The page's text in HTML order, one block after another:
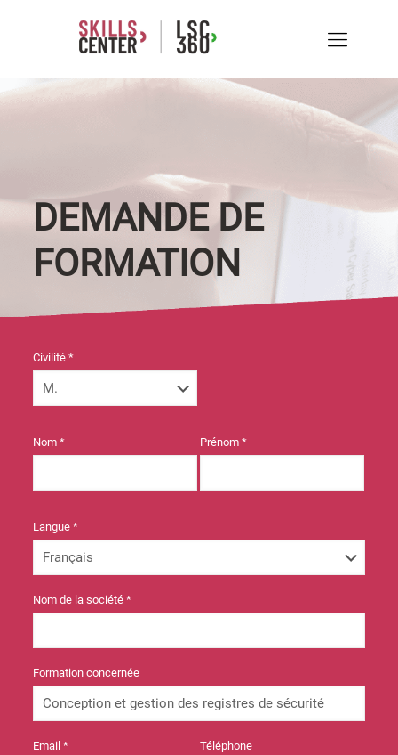
DEMANDE DE
FORMATION
Civilité *
Nom * Prénom *
Langue *
Nom de la société *
Formation concernée
Email * Téléphone